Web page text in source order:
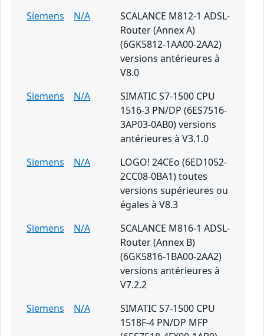
Siemens
N/A
SCALANCE M812-1 ADSL-
Router (Annex A)
(6GK5812-1AA00-2AA2)
versions antérieures à
V8.0
Siemens
N/A
SIMATIC S7-1500 CPU
1516-3 PN/DP (6ES7516-
3AP03-0AB0) versions
antérieures à V3.1.0
Siemens
N/A
LOGO! 24CEo (6ED1052-
2CC08-0BA1) toutes
versions supérieures ou
égales à V8.3
Siemens
N/A
SCALANCE M816-1 ADSL-
Router (Annex B)
(6GK5816-1BA00-2AA2)
versions antérieures à
V7.2.2
Siemens
N/A
SIMATIC S7-1500 CPU
1518F-4 PN/DP MFP